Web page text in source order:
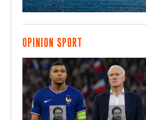
OPINION SPORT